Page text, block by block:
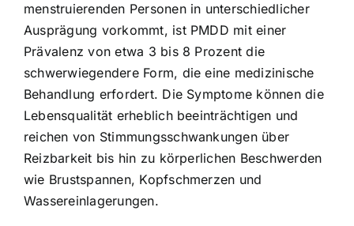
menstruierenden Personen in unterschiedlicher
Ausprägung vorkommt, ist PMDD mit einer
Prävalenz von etwa 3 bis 8 Prozent die
schwerwiegendere Form, die eine medizinische
Behandlung erfordert. Die Symptome können die
Lebensqualität erheblich beeinträchtigen und
reichen von Stimmungsschwankungen über
Reizbarkeit bis hin zu körperlichen Beschwerden
wie Brustspannen, Kopfschmerzen und
Wassereinlagerungen.